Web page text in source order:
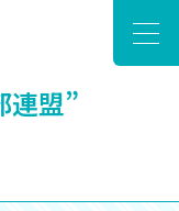
連盟”